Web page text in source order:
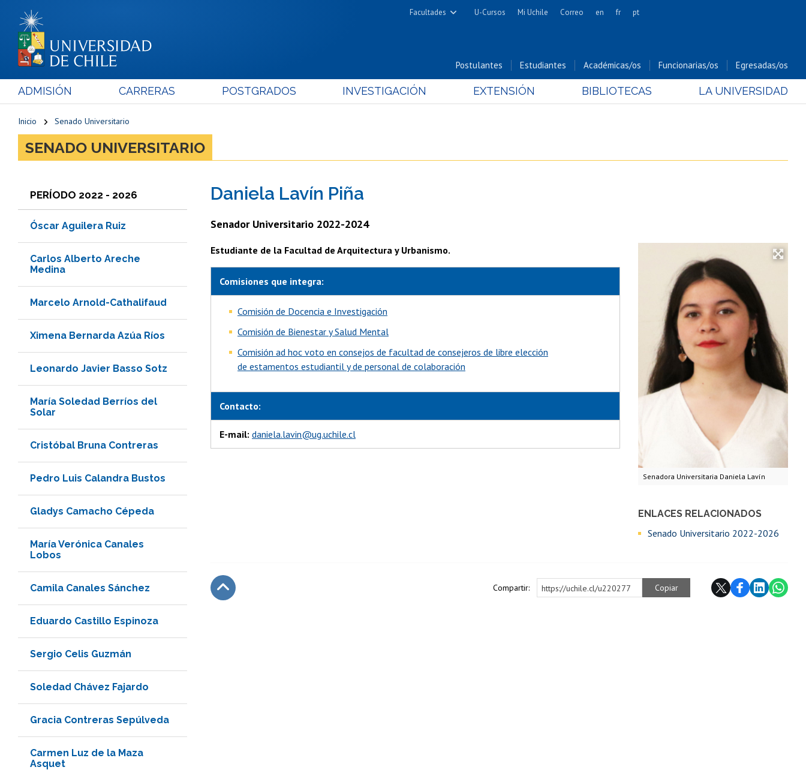
Facultades
Cs. Físicas y Matemáticas
Cs. Forestales y Conservación
Cs. Químicas y Farmacéuticas
Cs. Sociales
U-Cursos Mi Uchile Correo en fr pt
Postulantes Estudiantes Académicas/os Funcionarias/os Egresadas/os
ADMISIÓN CARRERAS POSTGRADOS INVESTIGACIÓN EXTENSIÓN BIBLIOTECAS LA UNIVERSIDAD
Inicio Senado Universitario
SENADO UNIVERSITARIO
PERÍODO 2022 - 2026
Óscar Aguilera Ruiz
Carlos Alberto Areche
Medina
Marcelo Arnold-Cathalifaud
Ximena Bernarda Azúa Ríos
Leonardo Javier Basso Sotz
María Soledad Berríos del
Solar
Cristóbal Bruna Contreras
Pedro Luis Calandra Bustos
Gladys Camacho Cépeda
María Verónica Canales
Lobos
Camila Canales Sánchez
Eduardo Castillo Espinoza
Sergio Celis Guzmán
Soledad Chávez Fajardo
Gracia Contreras Sepúlveda
Carmen Luz de la Maza
Asquet
Daniela Lavín Piña
Senador Universitario 2022-2024
Senadora Universitaria Daniela Lavín
ENLACES RELACIONADOS
Senado Universitario 2022-2026
Estudiante de la Facultad de Arquitectura y Urbanismo.
Comisiones que integra:
Comisión de Docencia e Investigación
Comisión de Bienestar y Salud Mental
Comisión ad hoc voto en consejos de facultad de consejeros de libre elección
de estamentos estudiantil y de personal de colaboración
Contacto:
E-mail: daniela.lavin@ug.uchile.cl
Compartir: https://uchile.cl/u220277 Copiar